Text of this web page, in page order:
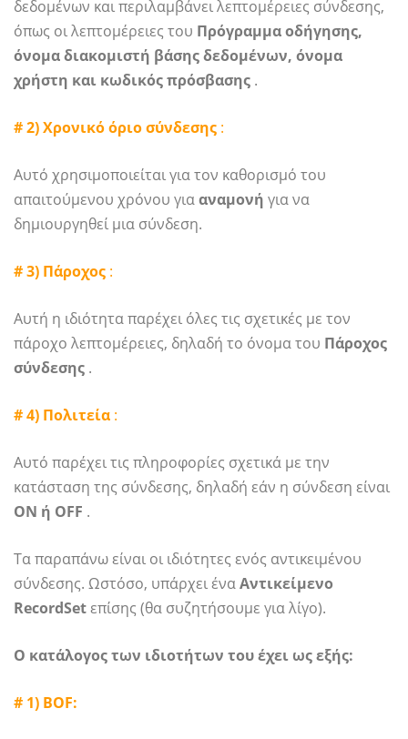
δεδομένων και περιλαμβάνει λεπτομέρειες σύνδεσης,
όπως οι λεπτομέρειες του Πρόγραμμα οδήγησης,
όνομα διακομιστή βάσης δεδομένων, όνομα
χρήστη και κωδικός πρόσβασης .
# 2) Χρονικό όριο σύνδεσης :
Αυτό χρησιμοποιείται για τον καθορισμό του
απαιτούμενου χρόνου γιααναμονή για να
δημιουργηθεί μια σύνδεση.
# 3) Πάροχος :
Αυτή η ιδιότητα παρέχει όλες τις σχετικές με τον
πάροχο λεπτομέρειες, δηλαδή το όνομα του Πάροχος
σύνδεσης .
# 4) Πολιτεία :
Αυτό παρέχει τις πληροφορίες σχετικά με την
κατάσταση της σύνδεσης, δηλαδή εάν η σύνδεση είναι
ON ή OFF .
Τα παραπάνω είναι οι ιδιότητες ενός αντικειμένου
σύνδεσης. Ωστόσο, υπάρχει έναΑντικείμενο
RecordSetεπίσης (θα συζητήσουμε για λίγο).
Ο κατάλογος των ιδιοτήτων του έχει ως εξής:
# 1) BOF: